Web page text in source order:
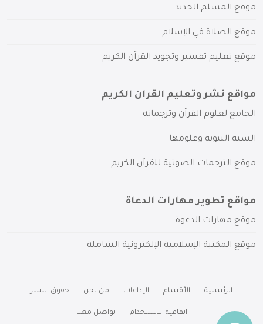
موقع المسلم الجديد
موقع الصلاة في الإسلام
موقع تعليم تفسير وتجويد القرآن الكريم
مواقع نشر وتعليم القرآن الكريم
الجامع لعلوم القرآن وترجماته
السنة النبوية وعلومها
موقع الترجمات الصوتية للقرآن الكريم
مواقع تطوير مهارات الدعاة
موقع مهارات الدعوة
موقع المكتبة الإسلامية الإلكترونية الشاملة
الرئيسية الأقسام الإذاعات من نحن حقوق النشر
اتفاقية الاستخدام تواصل معنا